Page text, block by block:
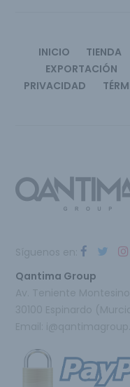
INICIO TIENDA
EXPORTACIÓN
PRIVACIDAD
Qantima Group